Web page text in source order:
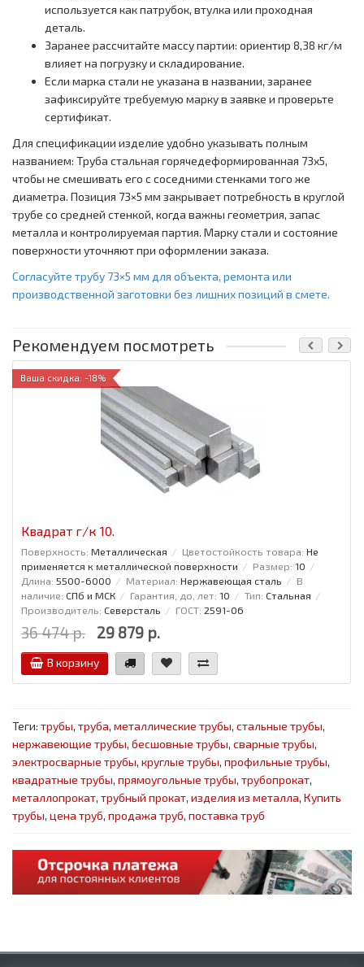
используется как патрубок, втулка или проходная
деталь.
Заранее рассчитайте массу партии: ориентир 8,38 кг/м
влияет на погрузку и складирование.
Если марка стали не указана в названии, заранее
зафиксируйте требуемую марку в заявке и проверьте
сертификат.
Для спецификации изделие удобно указывать полным
названием: Труба стальная горячедеформированная 73x5,
чтобы не смешивать его с соседними стенками того же
диаметра. Позиция 73×5 мм закрывает потребность в круглой
трубе со средней стенкой, когда важны геометрия, запас
металла и контролируемая партия. Марку стали и состояние
поверхности уточняют при оформлении заказа.
Согласуйте трубу 73×5 мм для объекта, ремонта или
производственной заготовки без лишних позиций в смете.
Рекомендуем посмотреть
Ваша скидка: -18%
Квадрат г/к 10.
Поверхность: Металлическая Цветостойкость товара: Не
применяется к металлической поверхности
Размер: 10
Длина: 5500-6000 Материал: Нержавеющая сталь
В
наличие: СПб и МСК Гарантия, до, лет: 10 Тип: Стальная
Производитель: Северсталь ГОСТ: 2591-06
36 474 р. 29 879 р.
В корзину
Теги: трубы, труба, металлические трубы, стальные трубы,
нержавеющие трубы, бесшовные трубы, сварные трубы,
электросварные трубы, круглые трубы, профильные трубы,
квадратные трубы, прямоугольные трубы, трубопрокат,
металлопрокат, трубный прокат, изделия из металла, Купить
трубы, цена труб, продажа труб, поставка труб